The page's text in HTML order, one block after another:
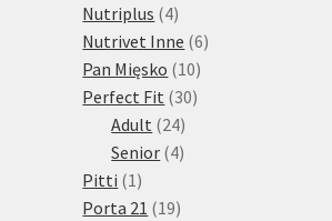
Nutriplus 44
produkty
Nutrivet Inne 66
Pan Mięsko 1010
produktů
Perfect Fit 3030
Adult 2424
produktů
Senior 44
Pitti 1 1
produkt
Porta 21 1919